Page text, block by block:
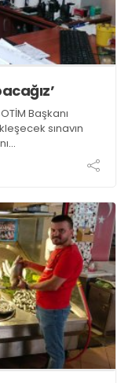
Başkanı
sınavın
genelinde ses